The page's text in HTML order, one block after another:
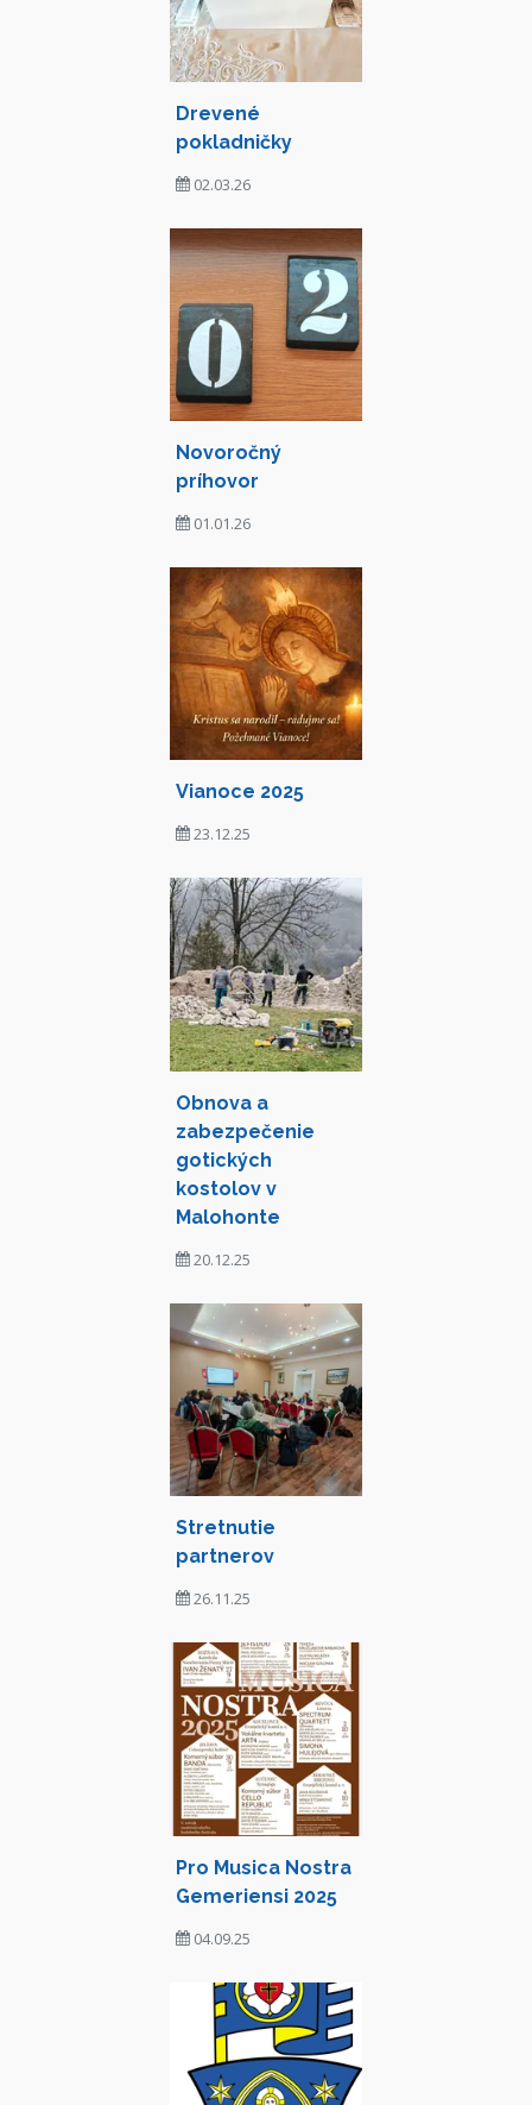
Drevené
pokladničky
02.03.26
Novoročný
príhovor
01.01.26
Vianoce 2025
23.12.25
Obnova a
zabezpečenie
gotických
kostolov v
Malohonte
20.12.25
Stretnutie
partnerov
26.11.25
Pro Musica Nostra
Gemeriensi 2025
04.09.25